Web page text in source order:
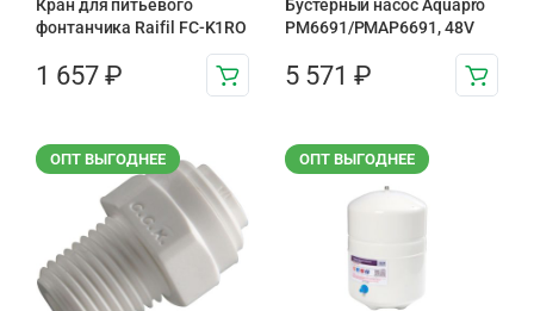
Кран для питьевого
фонтанчика Raifil FC-K1RO
1 657 ₽
Бустерный насос Aquapro
PM6691/PMAP6691, 48V
5 571 ₽
ОПТ ВЫГОДНЕЕ ОПТ ВЫГОДНЕЕ